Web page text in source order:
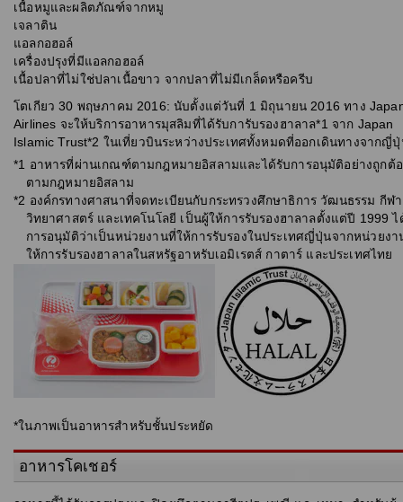
เนื้อหมูและผลิตภัณฑ์จากหมู
เจลาติน
แอลกอฮอล์
เครื่องปรุงที่มีแอลกอฮอล์
เนื้อปลาที่ไม่ใช่ปลาเนื้อขาว จากปลาที่ไม่มีเกล็ดหรือครีบ
โตเกียว 30 พฤษภาคม 2016: นับตั้งแต่วันที่ 1 มิถุนายน 2016 ทาง
Airlines จะให้บริการอาหารมุสลิมที่ได้รับการับรองฮาลาล*1 จาก Japan
Islamic Trust*2 ในเที่ยวบินระหว่างประเทศทั้งหมดที่ออกเดินทางจากญี่
*1 อาหารที่ผ่านเกณฑ์ตามกฎหมายอิสลามและได้รับการอนุมัติอย่างถูกต้
ตามกฎหมายอิสลาม
*2 องค์กรทางศาสนาที่จดทะเบียนกับกระทรวงศึกษาธิการ วัฒนธรรม กีฬา
วิทยาศาสตร์ และเทคโนโลยี เป็นผู้ให้การรับรองฮาลาลตั้งแต่ปี 1999 ไ
การอนุมัติว่าเป็นหน่วยงานที่ให้การรับรองในประเทศญี่ปุ่นจากหน่วยงา
ให้การรับรองฮาลาลในสหรัฐอาหรับเอมิเรตส์ กาตาร์ และประเทศไทย
*ในภาพเป็นอาหารสำหรับชั้นประหยัด
อาหารโคเชอร์